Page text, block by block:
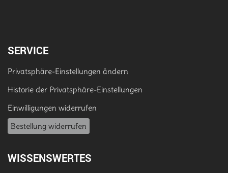
SERVICE
Privatsphäre-Einstellungen ändern
Historie der Privatsphäre-Einstellungen
Einwilligungen widerrufen
Bestellung widerrufen
WISSENSWERTES